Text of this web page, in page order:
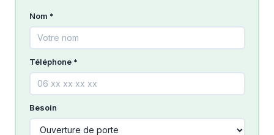
Nom *
Téléphone *
Besoin